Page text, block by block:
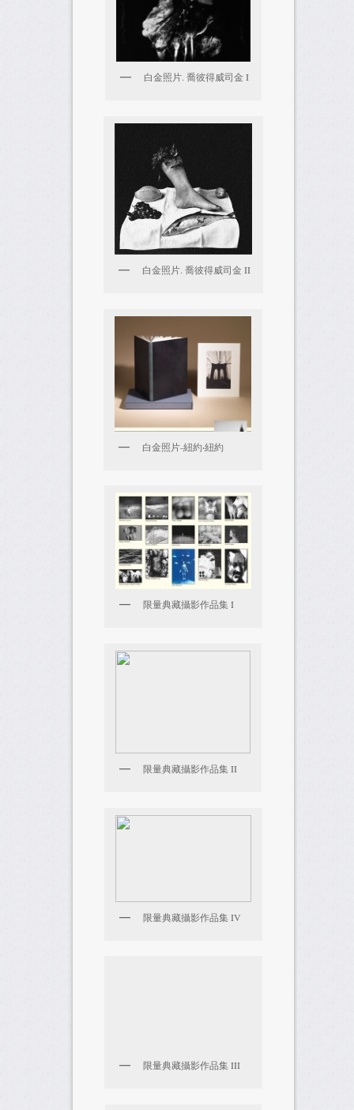
白金照片. 喬彼得威司金 I
白金照片. 喬彼得威司金 II
白金照片-紐約‧紐約
限量典藏攝影作品集 I
限量典藏攝影作品集 II
限量典藏攝影作品集 IV
限量典藏攝影作品集 III